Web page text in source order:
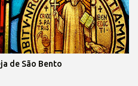
de São Bento